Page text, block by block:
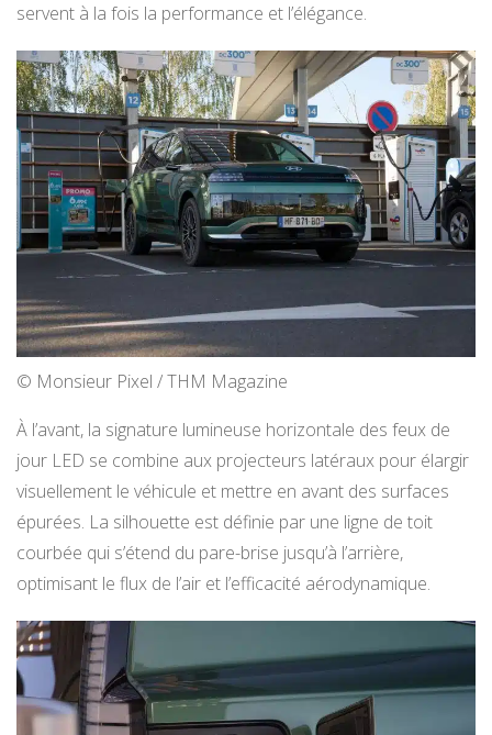
servent à la fois la performance et l’élégance.
© Monsieur Pixel / THM Magazine
À l’avant, la signature lumineuse horizontale des feux de
jour LED se combine aux projecteurs latéraux pour élargir
visuellement le véhicule et mettre en avant des surfaces
épurées. La silhouette est définie par une ligne de toit
courbée qui s’étend du pare-brise jusqu’à l’arrière,
optimisant le flux de l’air et l’efficacité aérodynamique.